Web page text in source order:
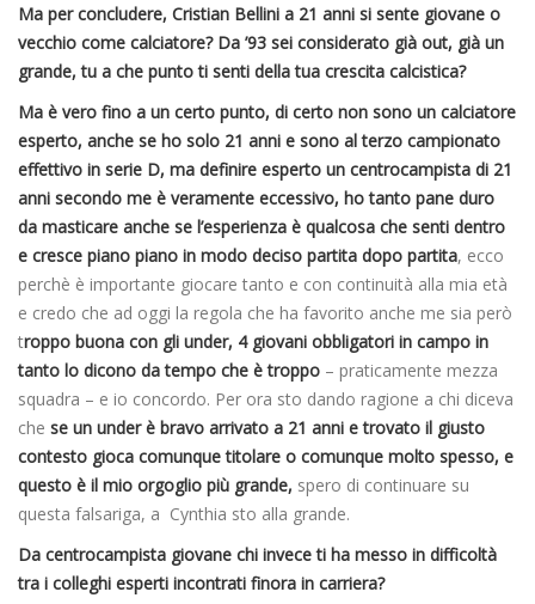
Ma per concludere, Cristian Bellini a 21 anni si sente giovane o
vecchio come calciatore? Da ’93 sei considerato già out, già un
grande, tu a che punto ti senti della tua crescita calcistica?
Ma è vero fino a un certo punto, di certo non sono un calciatore
esperto, anche se ho solo 21 anni e sono al terzo campionato
effettivo in serie D, ma definire esperto un centrocampista di 21
anni secondo me è veramente eccessivo, ho tanto pane duro
da masticare anche se l’esperienza è qualcosa che senti dentro
e cresce piano piano in modo deciso partita dopo partita, ecco
perchè è importante giocare tanto e con continuità alla mia età
e credo che ad oggi la regola che ha favorito anche me sia però
troppo buona con gli under, 4 giovani obbligatori in campo in
tanto lo dicono da tempo che è troppo – praticamente mezza
squadra – e io concordo. Per ora sto dando ragione a chi diceva
che se un under è bravo arrivato a 21 anni e trovato il giusto
contesto gioca comunque titolare o comunque molto spesso, e
questo è il mio orgoglio più grande, spero di continuare su
questa falsariga, a Cynthia sto alla grande.
Da centrocampista giovane chi invece ti ha messo in difficoltà
tra i colleghi esperti incontrati finora in carriera?